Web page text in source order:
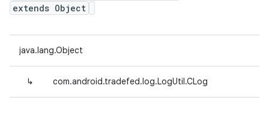
extends Object
java.lang.Object
↳ com.android.tradefed.log.LogUtil.CLog